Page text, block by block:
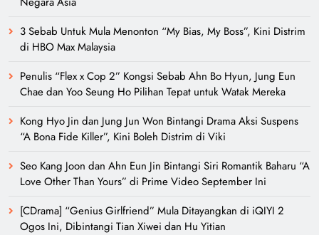
3 Sebab Untuk Mula Menonton “My Bias, My Boss”, Kini Distrim
di HBO Max Malaysia
Penulis “Flex x Cop 2” Kongsi Sebab Ahn Bo Hyun, Jung Eun
Chae dan Yoo Seung Ho Pilihan Tepat untuk Watak Mereka
Kong Hyo Jin dan Jung Jun Won Bintangi Drama Aksi Suspens
“A Bona Fide Killer”, Kini Boleh Distrim di Viki
Seo Kang Joon dan Ahn Eun Jin Bintangi Siri Romantik Baharu “A
Love Other Than Yours” di Prime Video September Ini
[CDrama] “Genius Girlfriend” Mula Ditayangkan di iQIYI 2
Ogos Ini, Dibintangi Tian Xiwei dan Hu Yitian